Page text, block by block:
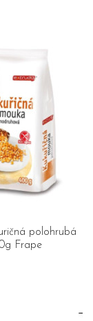
polohrubá
Frape